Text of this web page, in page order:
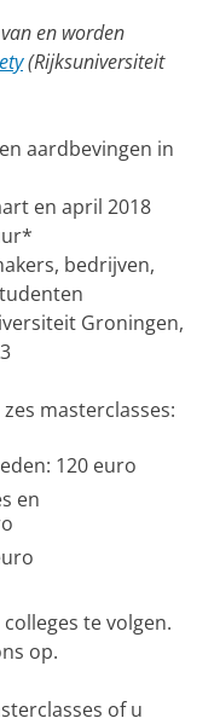
en worden
(Rijksuniversiteit
aardbevingen in
en april 2018
bedrijven,
Groningen,
masterclasses:
120 euro
en
te volgen.
op.
of u